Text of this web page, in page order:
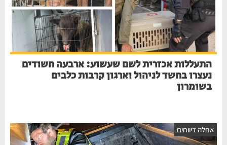
התעללות אכזרית לשם שעשוע: ארבעה חשודים
נעצרו בחשד לניהול וארגון קרבות כלבים
בשומרון
דיווחים